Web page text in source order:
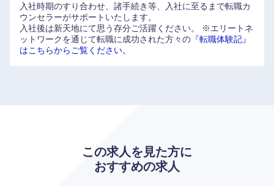
入社時期のすり合わせ、諸手続き等、入社に至るまで転職カ
ウンセラーがサポートいたします。
入社後は新天地にて思う存分ご活躍ください。
※エリートネ
ットワークを通じて転職に成功された方々の 『転職体験記』
はこちらからご覧ください。
この求人を見た方に
おすすめの求人
佐賀県